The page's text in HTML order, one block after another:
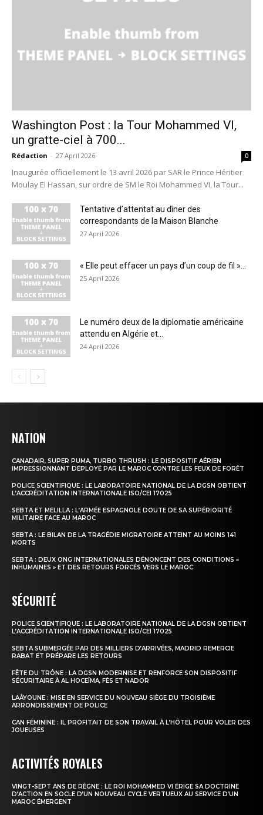
Washington Post : la Tour Mohammed VI,
un gratte-ciel à 700...
Rédaction - 27 April 2026 0
Inaugurée officiellement le 13 avril 2026 par SAR le Prince Héritier
Moulay El Hassan, sur ordre de SM le Roi Mohammed VI, la Tour...
Tentative d’attentat au dîner des
correspondants de la Maison Blanche
27 April 2026
« Elle peut effacer un pays d’un coup de fil »...
25 April 2026
Le numéro deux de la diplomatie américaine
attendu en Algérie et...
24 April 2026
NATION
CANADAIR, SUPER PUMA, TURBO THRUSH : LE DISPOSITIF AÉRIEN
IMPRESSIONNANT DÉPLOYÉ PAR LE MAROC CONTRE LES FEUX DE FORÊT
POLICE SCIENTIFIQUE : LE LABORATOIRE NATIONAL DE LA DGSN OBTIENT
L’ACCRÉDITATION INTERNATIONALE ISO/CEI 17025
SEBTA ET MELILLA : L’ARMÉE ESPAGNOLE DOUTE DE SA SUPÉRIORITÉ
MILITAIRE FACE AU MAROC
SEBTA : LE BILAN DE LA TRAGÉDIE MIGRATOIRE ATTEINT AU MOINS 141
MORTS
SEBTA : DEUX ONG INTERNATIONALES DÉNONCENT DES CONDITIONS «
INHUMAINES » ET DES RETOURS FORCÉS VERS LE MAROC
SÉCURITÉ
POLICE SCIENTIFIQUE : LE LABORATOIRE NATIONAL DE LA DGSN OBTIENT
L’ACCRÉDITATION INTERNATIONALE ISO/CEI 17025
SEBTA SUBMERGÉE PAR DES MILLIERS D’ARRIVÉES, MADRID REMERCIE
RABAT ET PRÉPARE LES RETOURS
FÊTE DU TRÔNE : LA DGSN MODERNISE ET RENFORCE SON DISPOSITIF
SÉCURITAIRE À AL HOCEÏMA, FÈS ET NADOR
LAÂYOUNE : MISE EN SERVICE DU NOUVEAU SIÈGE DU TROISIÈME
ARRONDISSEMENT DE POLICE
CAN FÉMININE : IL PROFITAIT DE SON TRAVAIL À L’HÔTEL POUR VOLER DES
JOUEUSES
ACTIVITÉS ROYALES
VINGT-SEPT ANS DE RÈGNE : LE ROI MOHAMMED VI ÉRIGE SA DOCTRINE
D’ACTION EN SOCLE D’UN NOUVEAU CYCLE VERTUEUX AU SERVICE D’UN
MAROC ÉMERGENT